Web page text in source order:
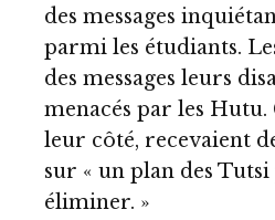
des messages
parmi les étudiants.
des messages leurs
menacés par les Hutu.
leur côté, recevaient
sur « un plan des
éliminer. »